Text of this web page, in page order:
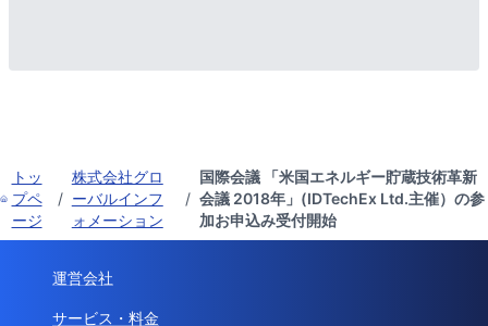
トッ
プペ
ージ
/
株式会社グロ
ーバルインフ
ォメーション
/
国際会議 「米国エネルギー貯蔵技術革新
会議 2018年」(IDTechEx Ltd.主催）の参
加お申込み受付開始
運営会社
サービス・料金